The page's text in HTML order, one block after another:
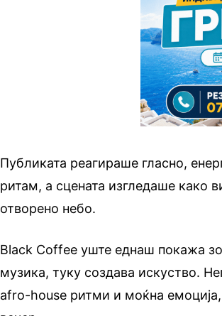
Публиката реагираше гласно,
ритам, а сцената изгледаше како
отворено небо.
Black Coffee уште еднаш покажа
музика, туку создава искуство.
afro-house ритми и моќна